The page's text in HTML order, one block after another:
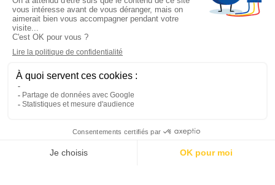
Informations
Climservice
Informations